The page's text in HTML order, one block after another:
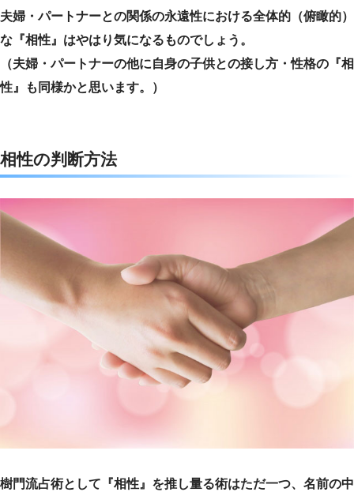
夫婦・パートナーとの関係の永遠性における全体的（俯瞰的）
な『相性』はやはり気になるものでしょう。
（夫婦・パートナーの他に自身の子供との接し方・性格の『相
性』も同様かと思います。）
相性の判断方法
樹門流占術として『相性』を推し量る術はただ一つ、名前の中